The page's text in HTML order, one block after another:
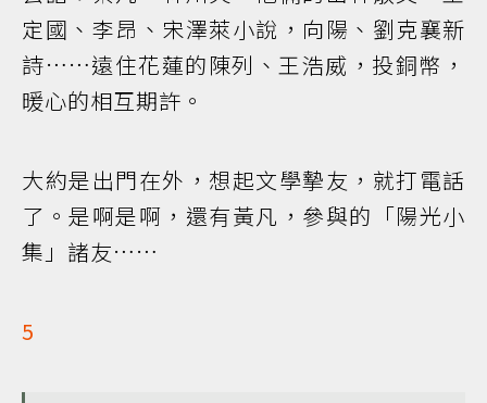
定國、李昂、宋澤萊小說，向陽、劉克襄新
詩……遠住花蓮的陳列、王浩威，投銅幣，
暖心的相互期許。
大約是出門在外，想起文學摯友，就打電話
了。是啊是啊，還有黃凡，參與的「陽光小
集」諸友……
5